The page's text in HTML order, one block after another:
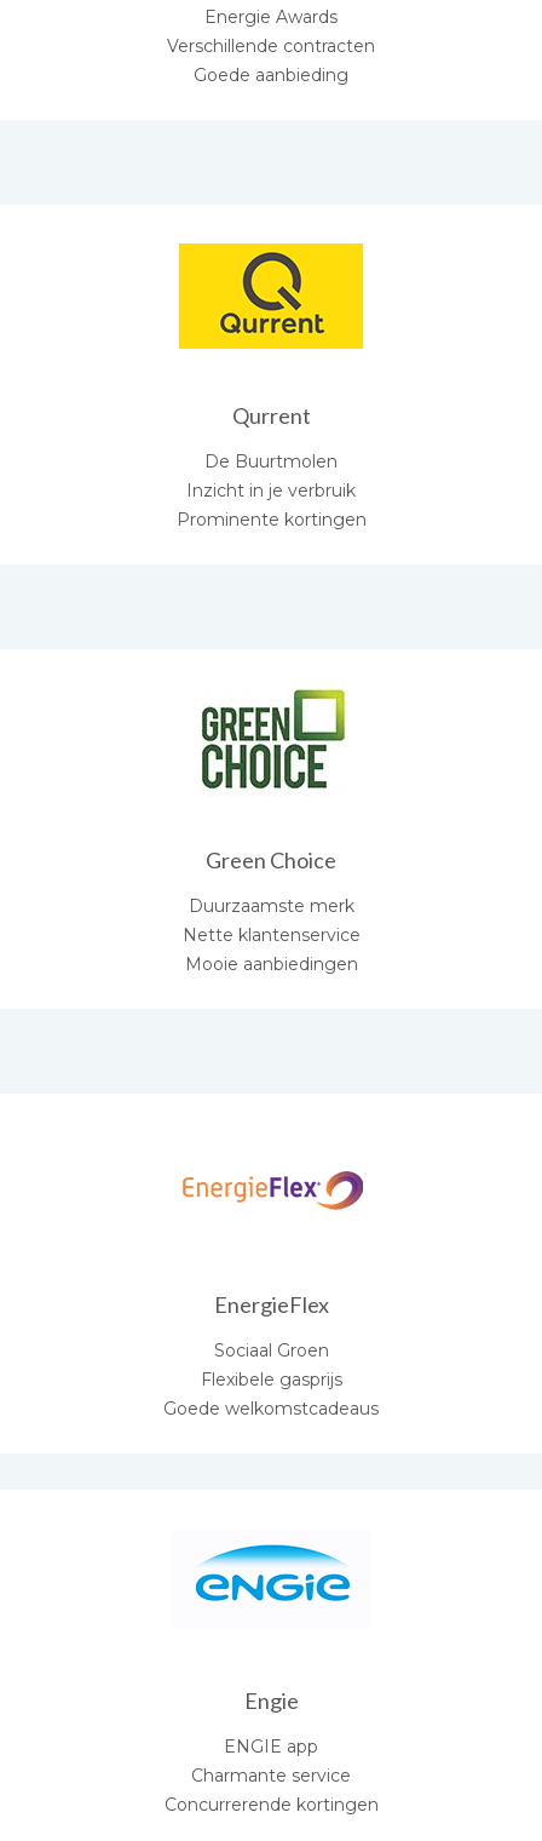
Energie Awards
Verschillende contracten
Goede aanbieding
Qurrent
De Buurtmolen
Inzicht in je verbruik
Prominente kortingen
Green Choice
Duurzaamste merk
Nette klantenservice
Mooie aanbiedingen
EnergieFlex
Sociaal Groen
Flexibele gasprijs
Goede welkomstcadeaus
Engie
ENGIE app
Charmante service
Concurrerende kortingen